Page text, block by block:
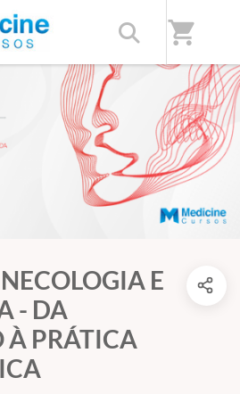
shopping_cart
E
- DA
À PRÁTICA